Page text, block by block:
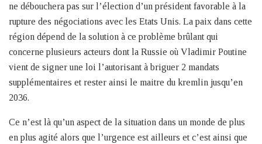
ne débouchera pas sur l’élection d’un président favorable à la
rupture des négociations avec les Etats Unis. La paix dans cette
région dépend de la solution à ce problème brûlant qui
concerne plusieurs acteurs dont la Russie où Vladimir Poutine
vient de signer une loi l’autorisant à briguer 2 mandats
supplémentaires et rester ainsi le maitre du kremlin jusqu’en
2036.
Ce n’est là qu’un aspect de la situation dans un monde de plus
en plus agité alors que l’urgence est ailleurs et c’est ainsi que